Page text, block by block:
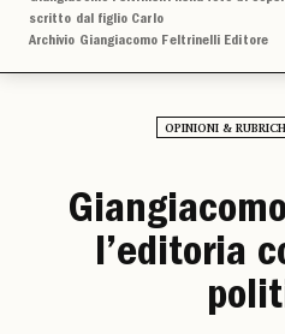
scritto dal figlio Carlo
Archivio Giangiacomo Feltrinelli Editore
OPINIONI &
l’editoria